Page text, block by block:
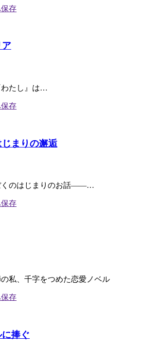
ア
わたし』は…
まりの邂逅
くのはじまりのお話――…
私、千字をつめた恋愛ノベル
捧ぐ